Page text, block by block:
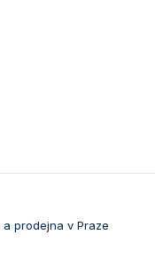
prodejna v Praze